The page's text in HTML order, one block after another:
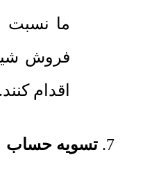
ما نسبت
فروش
اقدام کنند.
تسویه حساب